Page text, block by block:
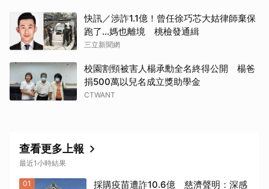
快訊／涉詐1.1億！曾任徐巧芯大姑律師棄保
跑了…媽也離境 桃檢發通緝
三立新聞網
校園割頸被害人楊承勳全名終得公開 楊爸
捐500萬以兒名成立獎助學金
CTWANT
查看更多上報
最近1小時結果
01
採購疫苗遭詐10.6億 慈濟聲明：深感